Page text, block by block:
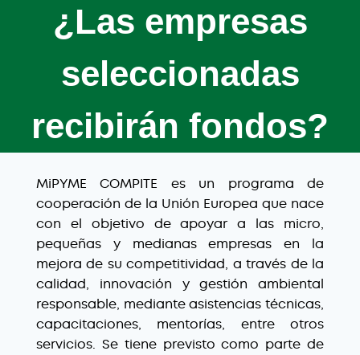
¿Las empresas
seleccionadas
recibirán fondos?
MiPYME COMPITE es un programa de
cooperación de la Unión Europea que nace
con el objetivo de apoyar a las micro,
pequeñas y medianas empresas en la
mejora de su competitividad, a través de la
calidad, innovación y gestión ambiental
responsable, mediante asistencias técnicas,
capacitaciones, mentorías, entre otros
servicios. Se tiene previsto como parte de